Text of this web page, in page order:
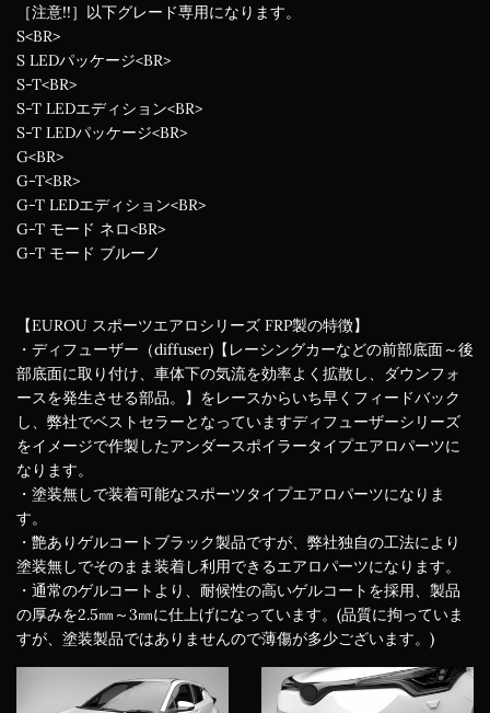
［注意!!］以下グレード専用になります。
S<BR>
S LEDパッケージ<BR>
S-T<BR>
S-T LEDエディション<BR>
S-T LEDパッケージ<BR>
G<BR>
G-T<BR>
G-T LEDエディション<BR>
G-T モード ネロ<BR>
G-T モード ブルーノ
【EUROU スポーツエアロシリーズ FRP製の特徴】
・ディフューザー（diffuser)【レーシングカーなどの前部底面～後
部底面に取り付け、車体下の気流を効率よく拡散し、ダウンフォ
ースを発生させる部品。】をレースからいち早くフィードバック
し、弊社でベストセラーとなっていますディフューザーシリーズ
をイメージで作製したアンダースポイラータイプエアロパーツに
なります。
・塗装無しで装着可能なスポーツタイプエアロパーツになりま
す。
・艶ありゲルコートブラック製品ですが、弊社独自の工法により
塗装無しでそのまま装着し利用できるエアロパーツになります。
・通常のゲルコートより、耐候性の高いゲルコートを採用、製品
の厚みを2.5㎜～3㎜に仕上げになっています。(品質に拘っていま
すが、塗装製品ではありませんので薄傷が多少ございます。)